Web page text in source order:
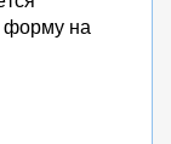
форму на